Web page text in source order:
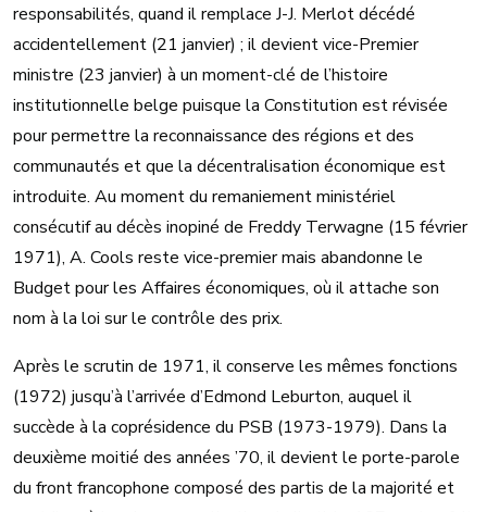
responsabilités, quand il remplace J-J. Merlot décédé
accidentellement (21 janvier) ; il devient vice-Premier
ministre (23 janvier) à un moment-clé de l’histoire
institutionnelle belge puisque la Constitution est révisée
pour permettre la reconnaissance des régions et des
communautés et que la décentralisation économique est
introduite. Au moment du remaniement ministériel
consécutif au décès inopiné de Freddy Terwagne (15 février
1971), A. Cools reste vice-premier mais abandonne le
Budget pour les Affaires économiques, où il attache son
nom à la loi sur le contrôle des prix.
Après le scrutin de 1971, il conserve les mêmes fonctions
(1972) jusqu’à l’arrivée d’Edmond Leburton, auquel il
succède à la coprésidence du PSB (1973-1979). Dans la
deuxième moitié des années ’70, il devient le porte-parole
du front francophone composé des partis de la majorité et